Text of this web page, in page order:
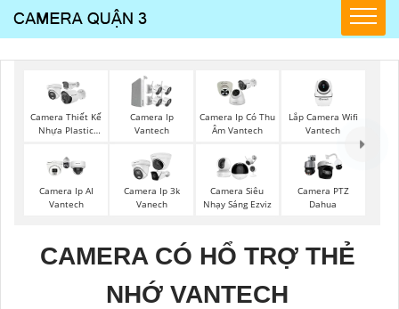
Camera Thiết Kế
Nhựa Plastic
Camera Ip
Vantech
Camera Ip Có Thu
Âm Vantech
Lắp Camera Wifi
Vantech
Camera Ip AI
Vantech
Camera Ip 3k
Vanech
Camera Siêu
Nhạy Sáng Ezviz
Camera PTZ
Dahua
CAMERA CÓ HỔ TRỢ THẺ
NHỚ VANTECH